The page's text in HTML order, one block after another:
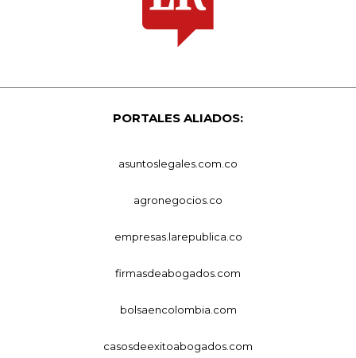
PORTALES ALIADOS:
asuntoslegales.com.co
agronegocios.co
empresas.larepublica.co
firmasdeabogados.com
bolsaencolombia.com
casosdeexitoabogados.com